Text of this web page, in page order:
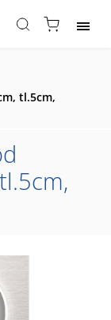
tl.5cm,